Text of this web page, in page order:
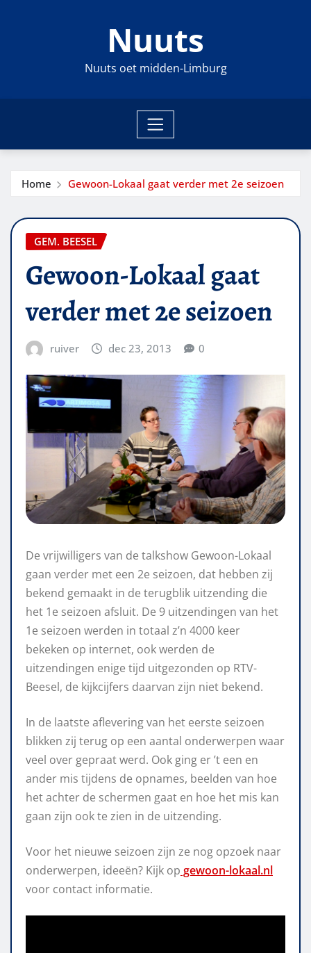
Nuuts
Nuuts oet midden-Limburg
Home Gewoon-Lokaal gaat verder met 2e seizoen
GEM. BEESEL
Gewoon-Lokaal gaat
verder met 2e seizoen
ruiver dec 23, 2013 0
De vrijwilligers van de talkshow Gewoon-Lokaal
gaan verder met een 2e seizoen, dat hebben zij
bekend gemaakt in de terugblik uitzending die
het 1e seizoen afsluit. De 9 uitzendingen van het
1e seizoen werden in totaal z’n 4000 keer
bekeken op internet, ook werden de
uitzendingen enige tijd uitgezonden op RTV-
Beesel, de kijkcijfers daarvan zijn niet bekend.
In de laatste aflevering van het eerste seizoen
blikken zij terug op een aantal onderwerpen waar
veel over gepraat werd. Ook ging er ’t een en
ander mis tijdens de opnames, beelden van hoe
het achter de schermen gaat en hoe het mis kan
gaan zijn ook te zien in de uitzending.
Voor het nieuwe seizoen zijn ze nog opzoek naar
onderwerpen, ideeën? Kijk op gewoon-lokaal.nl
voor contact informatie.